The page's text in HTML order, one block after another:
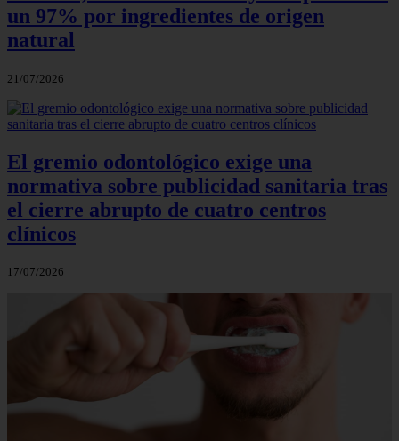
un 97% por ingredientes de origen
natural
21/07/2026
El gremio odontológico exige una
normativa sobre publicidad sanitaria tras
el cierre abrupto de cuatro centros
clínicos
17/07/2026